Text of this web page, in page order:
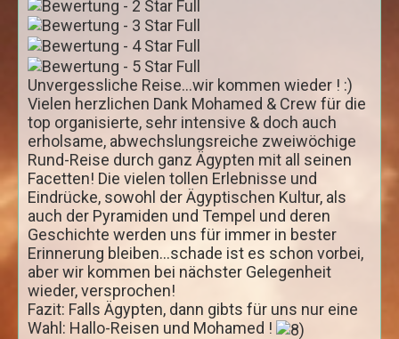
Nassersee Kreuzfahrten
4 Tage Nassersee Kreuzfahrt
5 Tage Nassersee Kreuzfahrt
8 Tage Nassersee Kreuzfahrt
Ausflüge
Ab Hurghada
Hurghada
Stadtrundfahrt Hurghada
Sharm El Naga per Kleinbus
Bootsausflüge rotes Meer
Delphin Tour
Unvergessliche Reise...wir kommen wieder ! :)
Vielen herzlichen Dank Mohamed & Crew für die
top organisierte, sehr intensive & doch auch
erholsame, abwechslungsreiche zweiwöchige
Rund-Reise durch ganz Ägypten mit all seinen
Facetten! Die vielen tollen Erlebnisse und
Eindrücke, sowohl der Ägyptischen Kultur, als
auch der Pyramiden und Tempel und deren
Geschichte werden uns für immer in bester
Erinnerung bleiben...schade ist es schon vorbei,
aber wir kommen bei nächster Gelegenheit
wieder, versprochen!
Fazit: Falls Ägypten, dann gibts für uns nur eine
Wahl: Hallo-Reisen und Mohamed !